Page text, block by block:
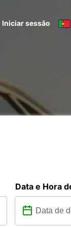
Iniciar sessão
Data e Hora